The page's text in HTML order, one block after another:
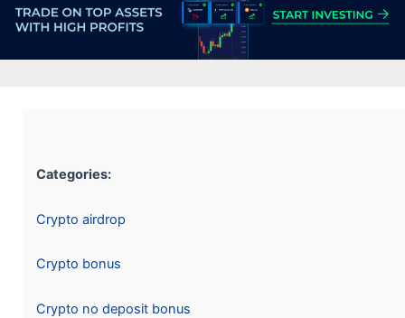
Categories:
Crypto airdrop
Crypto bonus
Crypto no deposit bonus